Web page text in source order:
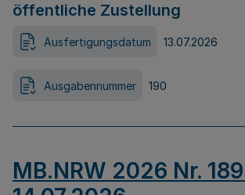
öffentliche Zustellung
Ausfertigungsdatum 13.07.2026
Ausgabennummer 190
MB.NRW 2026 Nr.